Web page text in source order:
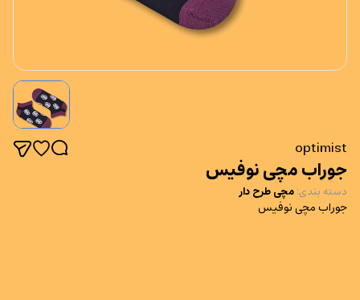
optimist
جوراب مچی نوفیس
دسته بندی: مچی طرح دار
جوراب مچی نوفیس